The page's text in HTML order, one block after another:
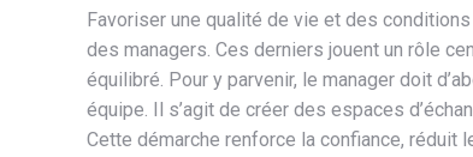
Favoriser une qualité de vie et des
des managers. Ces derniers jouent un rôle
équilibré. Pour y parvenir, le manager doit
équipe. Il s’agit de créer des espaces
Cette démarche renforce la confiance, réduit